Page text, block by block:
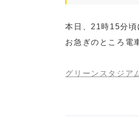
本日、21時15分頃
お急ぎのところ電
グリーンスタジア